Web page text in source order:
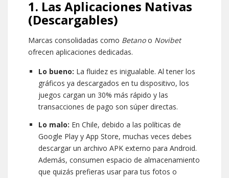
1. Las Aplicaciones Nativas
(Descargables)
Marcas consolidadas como Betanoo Novibet
ofrecen aplicaciones dedicadas.
Lo bueno: La fluidez es inigualable. Al tener los
gráficos ya descargados en tu dispositivo, los
juegos cargan un 30% más rápido y las
transacciones de pago son súper directas.
Lo malo: En Chile, debido a las políticas de
Google Play y App Store, muchas veces debes
descargar un archivo APK externo para Android.
Además, consumen espacio de almacenamiento
que quizás prefieras usar para tus fotos o